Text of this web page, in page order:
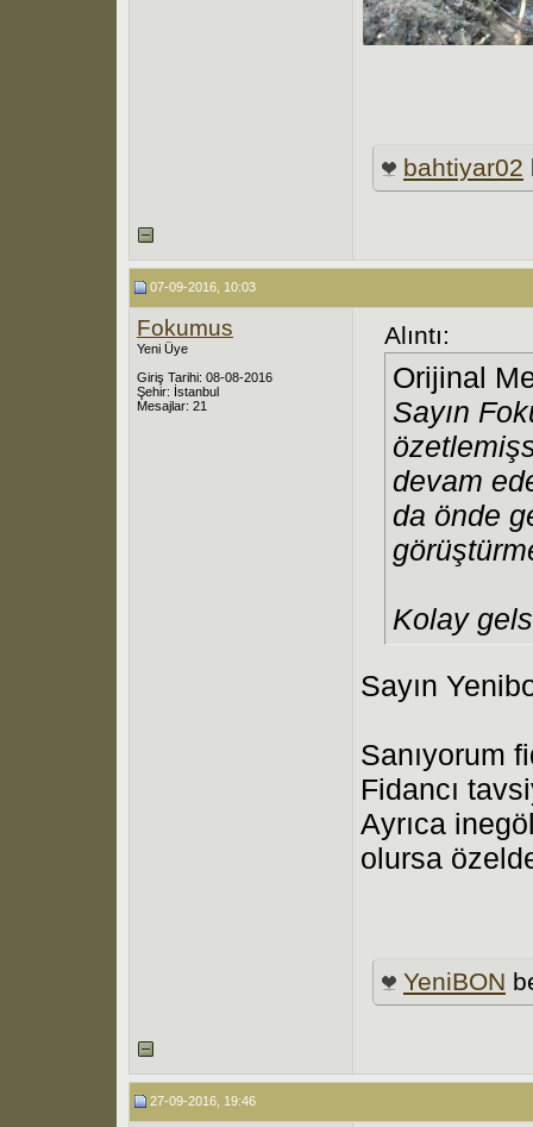
bahtiyar02
07-09-2016, 10:03
Fokumus
Yeni Üye
Giriş Tarihi: 08-08-2016
Şehir: İstanbul
Mesajlar: 21
Alıntı:
Orijinal
Sayın
devam
da önde
Kolay
Sayın
Sanıyorum
Fidancı
Ayrıca
olursa
YeniBON
27-09-2016, 19:46